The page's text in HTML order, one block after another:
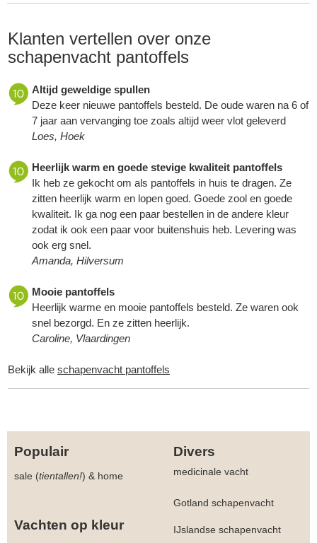
Klanten vertellen over onze
schapenvacht pantoffels
Altijd geweldige spullen
Deze keer nieuwe pantoffels besteld. De oude waren na 6 of
7 jaar aan vervanging toe zoals altijd weer vlot geleverd
Loes, Hoek
Heerlijk warm en goede stevige kwaliteit pantoffels
Ik heb ze gekocht om als pantoffels in huis te dragen. Ze
zitten heerlijk warm en lopen goed. Goede zool en goede
kwaliteit. Ik ga nog een paar bestellen in de andere kleur
zodat ik ook een paar voor buitenshuis heb. Levering was
ook erg snel.
Amanda, Hilversum
Mooie pantoffels
Heerlijk warme en mooie pantoffels besteld. Ze waren ook
snel bezorgd. En ze zitten heerlijk.
Caroline, Vlaardingen
Bekijk alle schapenvacht pantoffels
Populair Divers
sale (tientallen!) & home medicinale vacht
Gotland schapenvacht
Vachten op kleur IJslandse schapenvacht